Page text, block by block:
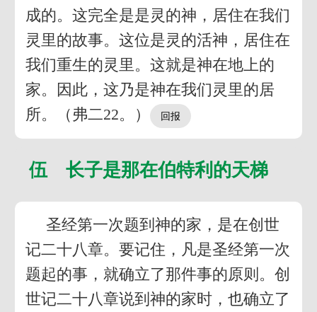
成的。这完全是是灵的神，居住在我们
灵里的故事。这位是灵的活神，居住在
我们重生的灵里。这就是神在地上的
家。因此，这乃是神在我们灵里的居
所。（弗二22。）
伍 长子是那在伯特利的天梯
圣经第一次题到神的家，是在创世
记二十八章。要记住，凡是圣经第一次
题起的事，就确立了那件事的原则。创
世记二十八章说到神的家时，也确立了